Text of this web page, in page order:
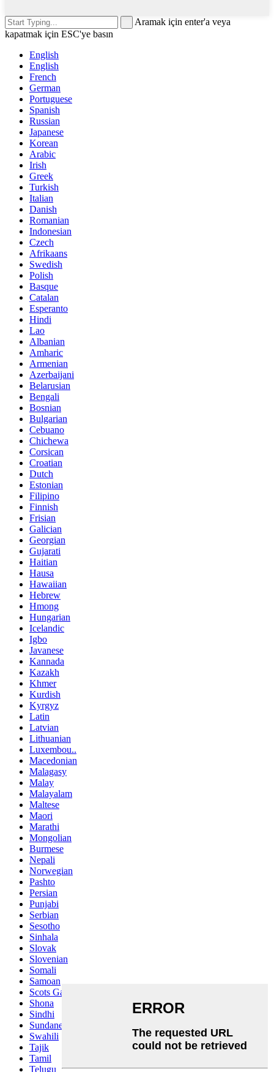
Aramak için enter'a veya
kapatmak için ESC'ye basın
English
English
French
German
Portuguese
Spanish
Russian
Japanese
Korean
Arabic
Irish
Greek
Turkish
Italian
Danish
Romanian
Indonesian
Czech
Afrikaans
Swedish
Polish
Basque
Catalan
Esperanto
Hindi
Lao
Albanian
Amharic
Armenian
Azerbaijani
Belarusian
Bengali
Bosnian
Bulgarian
Cebuano
Chichewa
Corsican
Croatian
Dutch
Estonian
Filipino
Finnish
Frisian
Galician
Georgian
Gujarati
Haitian
Hausa
Hawaiian
Hebrew
Hmong
Hungarian
Icelandic
Igbo
Javanese
Kannada
Kazakh
Khmer
Kurdish
Kyrgyz
Latin
Latvian
Lithuanian
Luxembou..
Macedonian
Malagasy
Malay
Malayalam
Maltese
Maori
Marathi
Mongolian
Burmese
Nepali
Norwegian
Pashto
Persian
Punjabi
Serbian
Sesotho
Sinhala
Slovak
Slovenian
Somali
Samoan
Scots Gaelic
Shona
Sindhi
Sundanese
Swahili
Tajik
Tamil
Telugu